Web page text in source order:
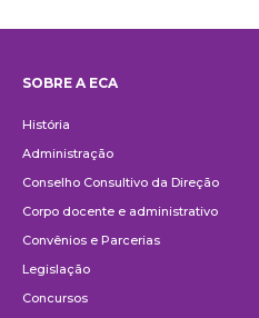
SOBRE A ECA
História
Administração
Conselho Consultivo da Direção
Corpo docente e administrativo
Convênios e Parcerias
Legislação
Concursos